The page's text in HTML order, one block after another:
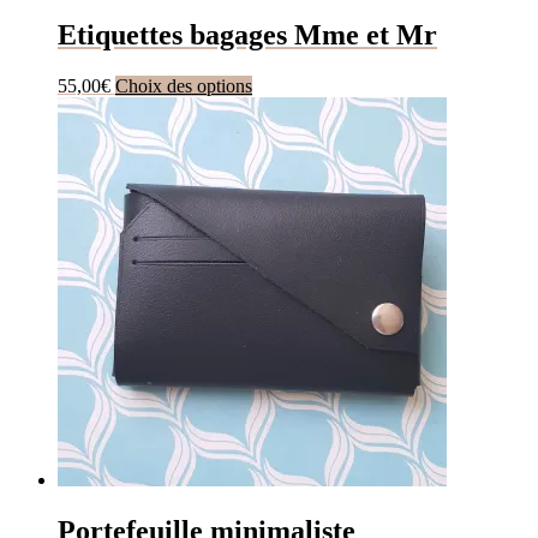
Etiquettes bagages Mme et Mr
55,00€ Choix des optionsCe
produit
a
plusieurs
variations.
Les
options
peuvent
être
choisies
produit
Portefeuille minimaliste